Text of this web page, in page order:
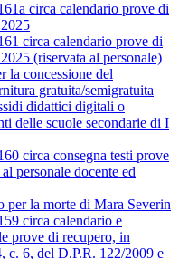
circa calendario prove di
circa calendario prove di
(riservata al personale)
la concessione del
gratuita/semigratuita
didattici digitali o
delle scuole secondarie di I
circa consegna testi prove
personale docente ed
per la morte di Mara Severin
circa calendario e
prove di recupero, in
c. 6, del D.P.R. 122/2009 e